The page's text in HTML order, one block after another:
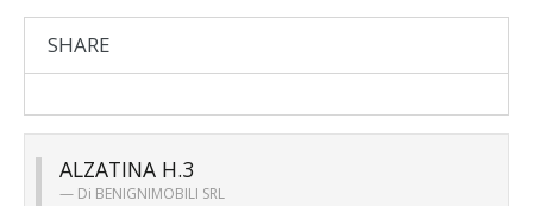
SHARE
ALZATINA H.3
Di BENIGNIMOBILI SRL